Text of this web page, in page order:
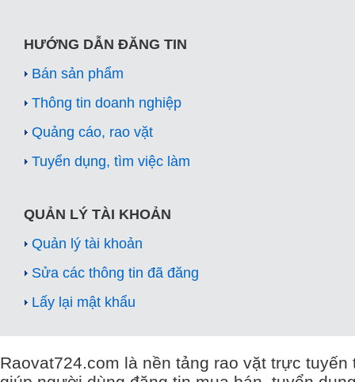
HƯỚNG DẪN ĐĂNG TIN
Bán sản phẩm
Thông tin doanh nghiệp
Quảng cáo, rao vặt
Tuyển dụng, tìm việc làm
QUẢN LÝ TÀI KHOẢN
Quản lý tài khoản
Sửa các thông tin đã đăng
Lấy lại mật khẩu
Raovat724.com là nền tảng rao vặt trực tuyến